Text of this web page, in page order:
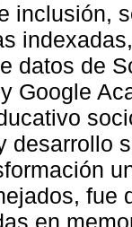
inclusión,
datos de
Google
desarrollo
fue